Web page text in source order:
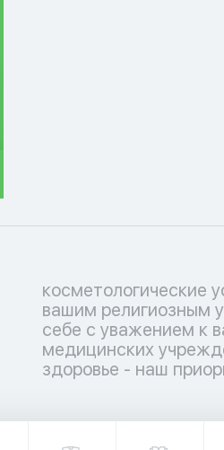
здоровье - наш